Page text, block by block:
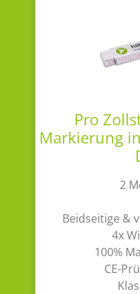
Pro
Markierung in
2
Beidseitige &
4x
100%
CE-